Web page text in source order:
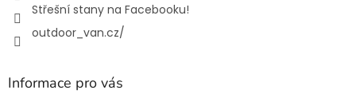
Střešní stany na Facebooku!
outdoor_van.cz/
Informace pro vás